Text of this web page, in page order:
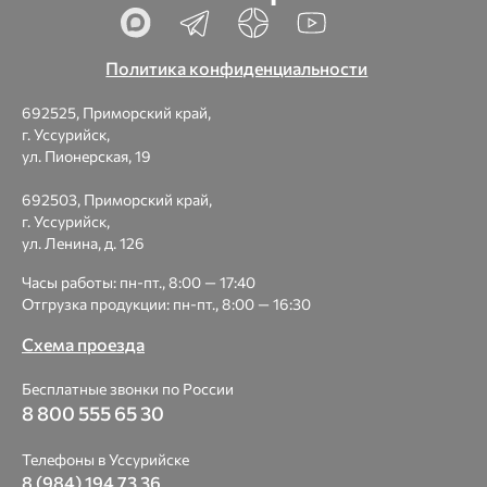
Политика конфиденциальности
692525, Приморский край,
г. Уссурийск,
ул. Пионерская, 19
692503, Приморский край,
г. Уссурийск,
ул. Ленина, д. 126
Часы работы: пн-пт., 8:00 — 17:40
Отгрузка продукции: пн-пт., 8:00 — 16:30
Схема проезда
Бесплатные звонки по России
8 800 555 65 30
Телефоны в Уссурийске
8 (984) 194 73 36